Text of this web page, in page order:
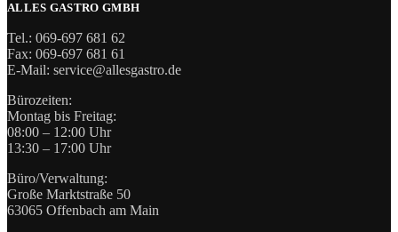
ALLES GASTRO GMBH
Tel.: 069-697 681 62
Fax: 069-697 681 61
E-Mail: service@allesgastro.de
Bürozeiten:
Montag bis Freitag:
08:00 – 12:00 Uhr
13:30 – 17:00 Uhr
Büro/Verwaltung:
Große Marktstraße 50
63065 Offenbach am Main